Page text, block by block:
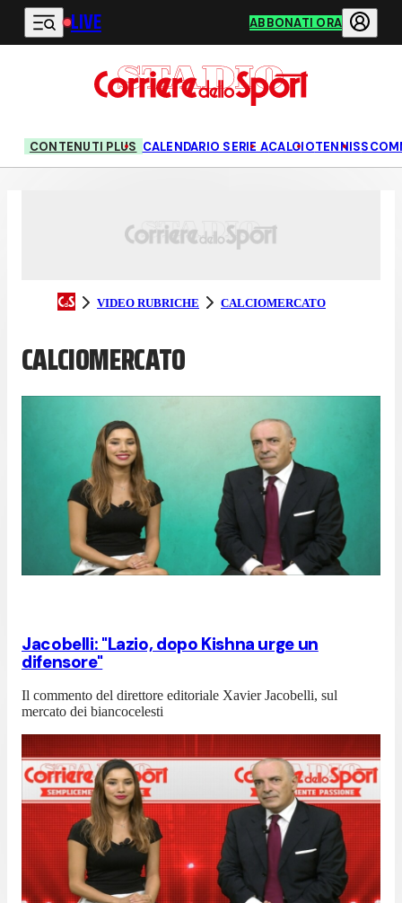
Vai al contenuto principale
LIVE ABBONATI ORA
CONTENUTI PLUS CALENDARIO SERIE ACALCIOTENNIS
VIDEO RUBRICHE CALCIOMERCATO
CALCIOMERCATO
Jacobelli: "Lazio, dopo Kishna urge un
difensore"
Il commento del direttore editoriale Xavier Jacobelli, sul
mercato dei biancocelesti